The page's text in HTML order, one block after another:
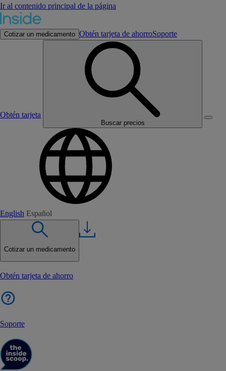
Ir al contenido principal de la página
Cotizar un medicamento Obtén tarjeta de ahorroSoporte
Obtén tarjeta
Buscar precios
English Español
Cotizar un medicamento
Obtén tarjeta de ahorro
Soporte